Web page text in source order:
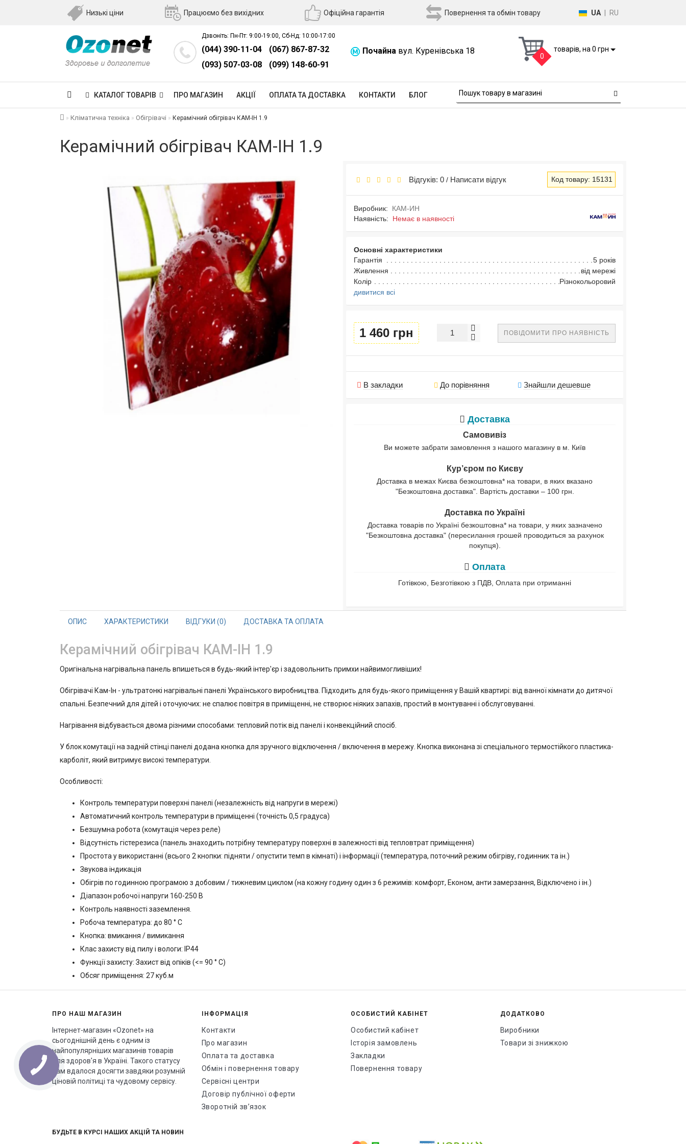
Низькі ціни Працюємо без вихідних Офіційна гарантія Повернення та обмін товару UA RU
Дзвоніть: Пн-Пт: 9:00-19:00, Сб-Нд: 10:00-17:00
(044) 390-11-04
(067) 867-87-32
(093) 507-03-08
(099) 148-60-91
Почайна вул. Куренівська 18
0
товарів, на 0 грн
КАТАЛОГ ТОВАРІВ ПРО МАГАЗИН АКЦІЇ ОПЛАТА ТА ДОСТАВКА КОНТАКТИ БЛОГ
Кліматична техніка Обігрівачі Керамічний обігрівач КАМ-ІН 1.9
Керамічний обігрівач КАМ-ІН 1.9
Відгуків: 0 / Написати відгук Код товару: 15131
Виробник:
КАМ-ИН
Наявність: Немає в наявності
Основні характеристики
Гарантія
5 років
Живлення
від мережі
Колір
Різнокольоровий
дивитися всі
1 460 грн ПОВІДОМИТИ ПРО НАЯВНІСТЬ
В закладки До порівняння Знайшли дешевше
Доставка
Самовивіз
Ви можете забрати замовлення з нашого магазину в м. Київ
Кур’єром по Києву
Доставка в межах Києва безкоштовна* на товари, в яких вказано
"Безкоштовна доставка". Вартість доставки – 100 грн.
Доставка по Україні
Доставка товарів по Україні безкоштовна* на товари, у яких зазначено
"Безкоштовна доставка" (пересилання грошей проводиться за рахунок
покупця).
Оплата
Готівкою, Безготівкою з ПДВ, Оплата при отриманні
ОПИС ХАРАКТЕРИСТИКИ ВІДГУКИ (0) ДОСТАВКА ТА ОПЛАТА
Керамічний обігрівач КАМ-ІН 1.9
Оригінальна нагрівальна панель впишеться в будь-який інтер'єр і задовольнить примхи найвимогливіших!
Обігрівачі Кам-Ін - ультратонкі нагрівальні панелі Українського виробництва. Підходить для будь-якого приміщення у Вашій квартирі: від ванної кімнати до дитячої
спальні. Безпечний для дітей і оточуючих: не спалює повітря в приміщенні, не створює ніяких запахів, простий в монтуванні і обслуговуванні.
Нагрівання відбувається двома різними способами: тепловий потік від панелі і конвекційний спосіб.
У блок комутації на задній стінці панелі додана кнопка для зручного відключення / включення в мережу. Кнопка виконана зі спеціального термостійкого пластика-
карболіт, який витримує високі температури.
Особливості:
Контроль температури поверхні панелі (незалежність від напруги в мережі)
Автоматичний контроль температури в приміщенні (точність 0,5 градуса)
Безшумна робота (комутація через реле)
Відсутність гістерезиса (панель знаходить потрібну температуру поверхні в залежності від тепловтрат приміщення)
Простота у використанні (всього 2 кнопки: підняти / опустити темп в кімнаті) і інформації (температура, поточний режим обігріву, годинник та ін.)
Звукова індикація
Обігрів по годинною програмою з добовим / тижневим циклом (на кожну годину один з 6 режимів: комфорт, Економ, анти замерзання, Відключено і ін.)
Діапазон робочої напруги 160-250 В
Контроль наявності заземлення.
Робоча температура: до 80 ° C
Кнопка: вмикання / вимикання
Клас захисту від пилу і вологи: IP44
Функції захисту: Захист від опіків (<= 90 ° С)
Обсяг приміщення: 27 куб.м
ПРО НАШ МАГАЗИН
Інтернет-магазин «Ozonet» на
сьогоднішній день є одним із
найпопулярніших магазинів товарів
для здоров'я в Україні. Такого статусу
нам вдалося досягти завдяки розумній
ціновій політиці та чудовому сервісу.
ІНФОРМАЦІЯ
Контакти
Про магазин
Оплата та доставка
Обмін і повернення товару
Сервісні центри
Договір публічної оферти
Зворотній зв’язок
ОСОБИСТИЙ КАБІНЕТ
Особистий кабінет
Історія замовлень
Закладки
Повернення товару
ДОДАТКОВО
Виробники
Товари зі знижкою
БУДЬТЕ В КУРСІ НАШИХ АКЦІЙ ТА НОВИН